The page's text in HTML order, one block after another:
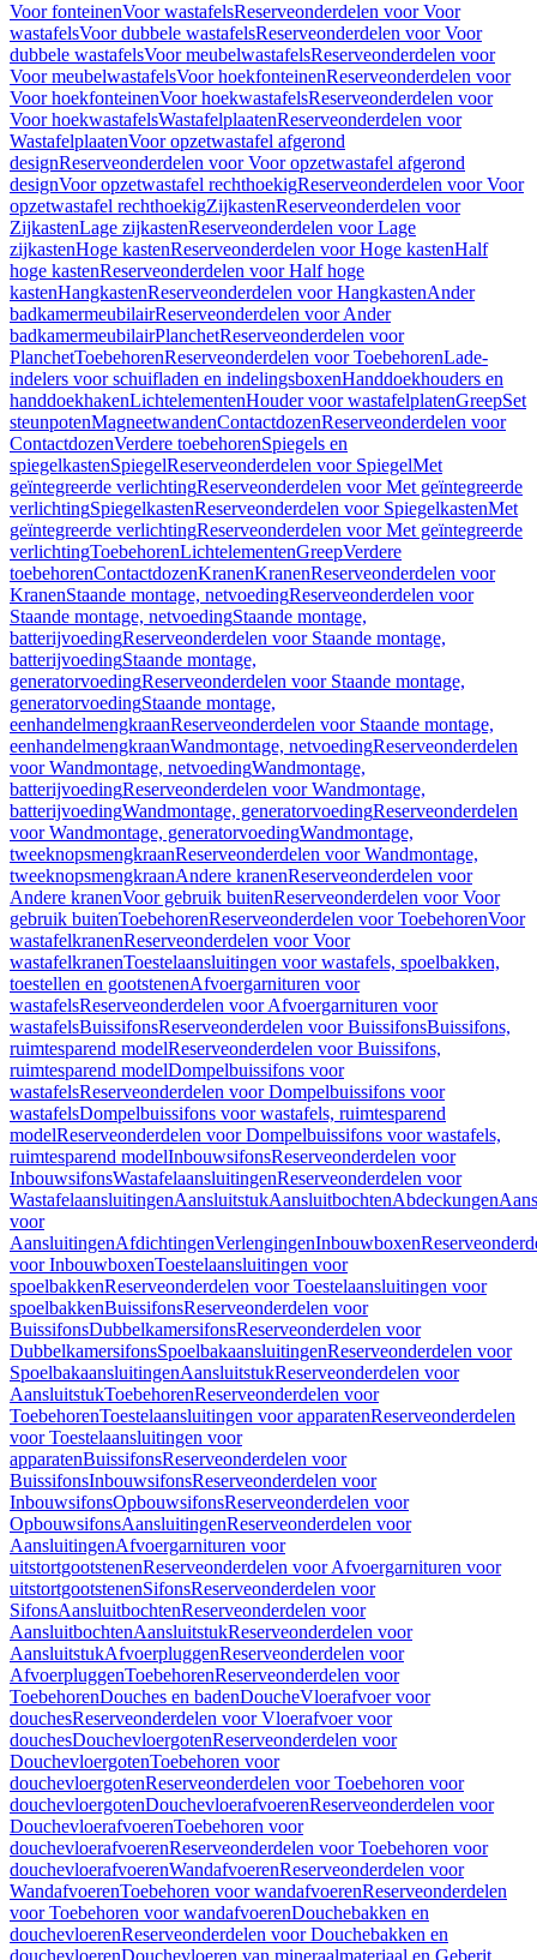
Voor fonteinenVoor wastafelsReserveonderdelen voor Voor
wastafelsVoor dubbele wastafelsReserveonderdelen voor Voor
dubbele wastafelsVoor meubelwastafelsReserveonderdelen voor
Voor meubelwastafelsVoor hoekfonteinenReserveonderdelen voor
Voor hoekfonteinenVoor hoekwastafelsReserveonderdelen voor
Voor hoekwastafelsWastafelplaatenReserveonderdelen voor
WastafelplaatenVoor opzetwastafel afgerond
designReserveonderdelen voor Voor opzetwastafel afgerond
designVoor opzetwastafel rechthoekigReserveonderdelen voor Voor
opzetwastafel rechthoekigZijkastenReserveonderdelen voor
ZijkastenLage zijkastenReserveonderdelen voor Lage
zijkastenHoge kastenReserveonderdelen voor Hoge kastenHalf
hoge kastenReserveonderdelen voor Half hoge
kastenHangkastenReserveonderdelen voor HangkastenAnder
badkamermeubilairReserveonderdelen voor Ander
badkamermeubilairPlanchetReserveonderdelen voor
PlanchetToebehorenReserveonderdelen voor ToebehorenLade-
indelers voor schuifladen en indelingsboxenHanddoekhouders en
handdoekhakenLichtelementenHouder voor wastafelplatenGreepSet
steunpotenMagneetwandenContactdozenReserveonderdelen voor
ContactdozenVerdere toebehorenSpiegels en
spiegelkastenSpiegelReserveonderdelen voor SpiegelMet
geïntegreerde verlichtingReserveonderdelen voor Met geïntegreerde
verlichtingSpiegelkastenReserveonderdelen voor SpiegelkastenMet
geïntegreerde verlichtingReserveonderdelen voor Met geïntegreerde
verlichtingToebehorenLichtelementenGreepVerdere
toebehorenContactdozenKranenKranenReserveonderdelen voor
KranenStaande montage, netvoedingReserveonderdelen voor
Staande montage, netvoedingStaande montage,
batterijvoedingReserveonderdelen voor Staande montage,
batterijvoedingStaande montage,
generatorvoedingReserveonderdelen voor Staande montage,
generatorvoedingStaande montage,
eenhandelmengkraanReserveonderdelen voor Staande montage,
eenhandelmengkraanWandmontage, netvoedingReserveonderdelen
voor Wandmontage, netvoedingWandmontage,
batterijvoedingReserveonderdelen voor Wandmontage,
batterijvoedingWandmontage, generatorvoedingReserveonderdelen
voor Wandmontage, generatorvoedingWandmontage,
tweeknopsmengkraanReserveonderdelen voor Wandmontage,
tweeknopsmengkraanAndere kranenReserveonderdelen voor
Andere kranenVoor gebruik buitenReserveonderdelen voor Voor
gebruik buitenToebehorenReserveonderdelen voor ToebehorenVoor
wastafelkranenReserveonderdelen voor Voor
wastafelkranenToestelaansluitingen voor wastafels, spoelbakken,
toestellen en gootstenenAfvoergarnituren voor
wastafelsReserveonderdelen voor Afvoergarnituren voor
wastafelsBuissifonsReserveonderdelen voor BuissifonsBuissifons,
ruimtesparend modelReserveonderdelen voor Buissifons,
ruimtesparend modelDompelbuissifons voor
wastafelsReserveonderdelen voor Dompelbuissifons voor
wastafelsDompelbuissifons voor wastafels, ruimtesparend
modelReserveonderdelen voor Dompelbuissifons voor wastafels,
ruimtesparend modelInbouwsifonsReserveonderdelen voor
InbouwsifonsWastafelaansluitingenReserveonderdelen voor
WastafelaansluitingenAansluitstukAansluitbochtenAbdeckungen
voor
AansluitingenAfdichtingenVerlengingenInbouwboxen
voor InbouwboxenToestelaansluitingen voor
spoelbakkenReserveonderdelen voor Toestelaansluitingen voor
spoelbakkenBuissifonsReserveonderdelen voor
BuissifonsDubbelkamersifonsReserveonderdelen voor
DubbelkamersifonsSpoelbakaansluitingenReserveonderdelen voor
SpoelbakaansluitingenAansluitstukReserveonderdelen voor
AansluitstukToebehorenReserveonderdelen voor
ToebehorenToestelaansluitingen voor apparatenReserveonderdelen
voor Toestelaansluitingen voor
apparatenBuissifonsReserveonderdelen voor
BuissifonsInbouwsifonsReserveonderdelen voor
InbouwsifonsOpbouwsifonsReserveonderdelen voor
OpbouwsifonsAansluitingenReserveonderdelen voor
AansluitingenAfvoergarnituren voor
uitstortgootstenenReserveonderdelen voor Afvoergarnituren voor
uitstortgootstenenSifonsReserveonderdelen voor
SifonsAansluitbochtenReserveonderdelen voor
AansluitbochtenAansluitstukReserveonderdelen voor
AansluitstukAfvoerpluggenReserveonderdelen voor
AfvoerpluggenToebehorenReserveonderdelen voor
ToebehorenDouches en badenDoucheVloerafvoer voor
douchesReserveonderdelen voor Vloerafvoer voor
douchesDouchevloergotenReserveonderdelen voor
DouchevloergotenToebehoren voor
douchevloergotenReserveonderdelen voor Toebehoren voor
douchevloergotenDouchevloerafvoerenReserveonderdelen voor
DouchevloerafvoerenToebehoren voor
douchevloerafvoerenReserveonderdelen voor Toebehoren voor
douchevloerafvoerenWandafvoerenReserveonderdelen voor
WandafvoerenToebehoren voor wandafvoerenReserveonderdelen
voor Toebehoren voor wandafvoerenDouchebakken en
douchevloerenReserveonderdelen voor Douchebakken en
douchevloerenDouchevloeren van mineraalmateriaal en Geberit